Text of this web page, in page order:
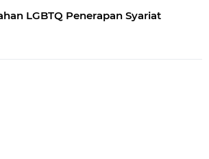
LGBTQ Penerapan Syariat